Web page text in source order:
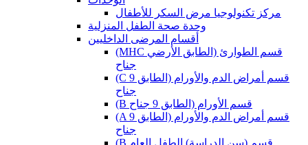
مركز تكنولوجيا مرض السكر للأطفال
وحدة صحة الطفل المنزلية
أقسام المرضى الداخليين
(MHC قسم الطوارئ (الطابق الأرضي
جناح
(C قسم أمراض الدم والأورام (الطابق 9
جناح
(B قسم الأورام (الطابق 9 جناح
(A قسم أمراض الدم والأورام (الطابق 9
جناح
(B قسم (سن الدراسة) الطفل العام